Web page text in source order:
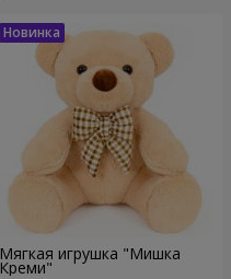
Мягкая игрушка "Мишка
Креми"